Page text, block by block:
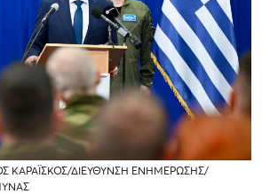
ΚΑΡΑΪΣΚΟΣ/ΔΙΕΥΘΥΝΣΗ ΕΝΗΜΕΡΩΣΗΣ/